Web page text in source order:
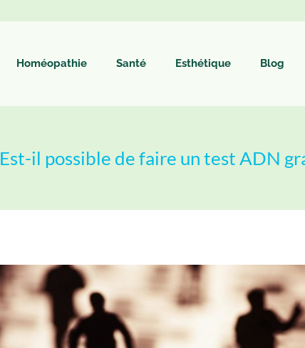
Homéopathie Santé Esthétique Blog
Est-il possible de faire un test ADN